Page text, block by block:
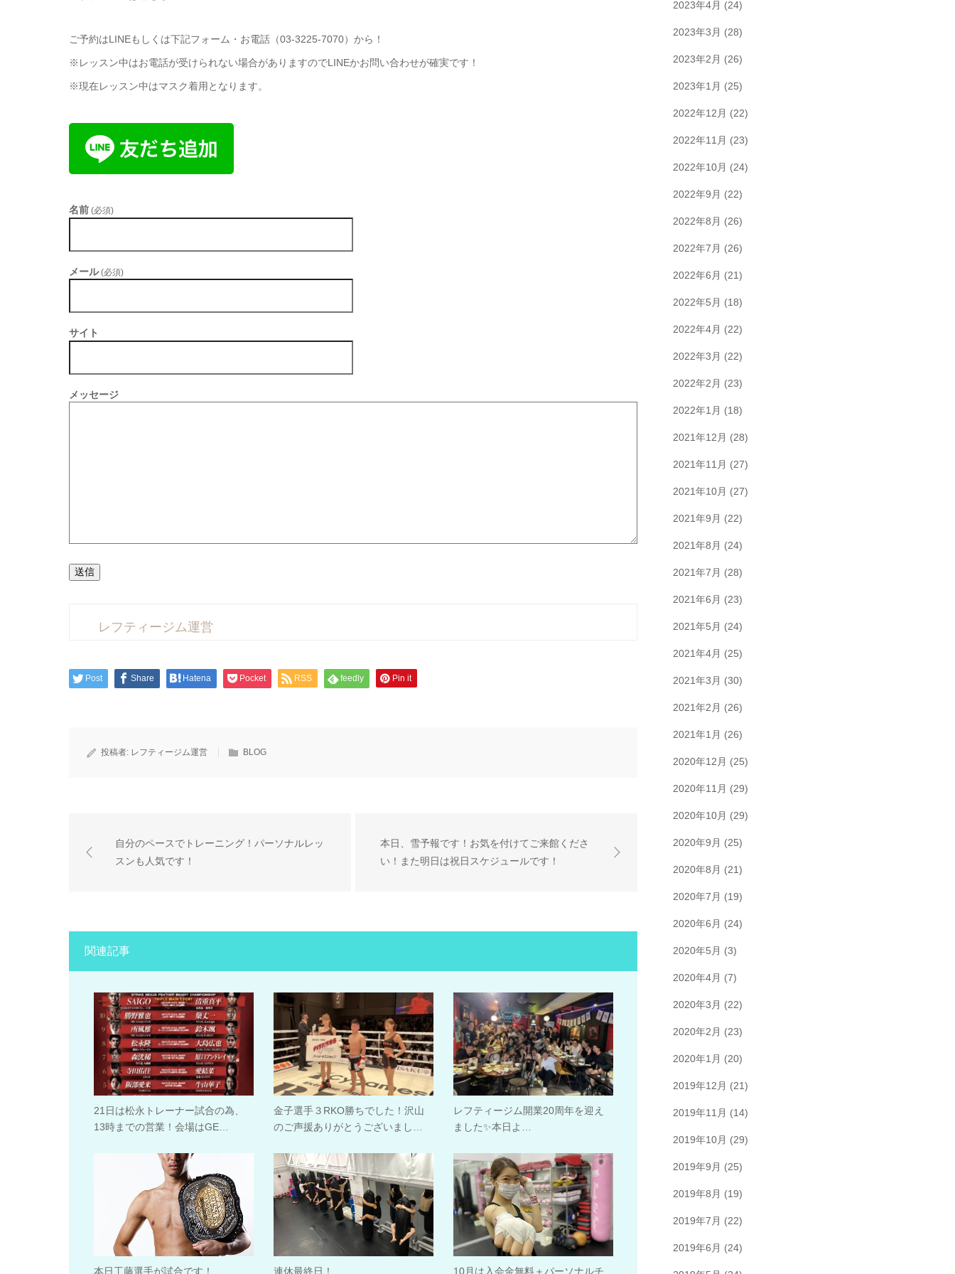
ご予約はLINEもしくは下記フォーム・お電話（03-3225-7070）から！
※レッスン中はお電話が受けられない場合がありますのでLINEかお問い合わせが確実です！
※現在レッスン中はマスク着用となります。
名前 (必須)
メール (必須)
サイト
メッセージ
送信
レフティージム運営
Post Share Hatena Pocket RSS feedly Pin it
投稿者: レフティージム運営 BLOG
自分のペースでトレーニング！パーソナルレッ
スンも人気です！
本日、雪予報です！お気を付けてご来館くださ
い！また明日は祝日スケジュールです！
関連記事
21日は松永トレーナー試合の為、
13時までの営業！会場はGE…
金子選手３RKO勝ちでした！沢山
のご声援ありがとうございまし…
レフティージム開業20周年を迎え
ました✨本日よ…
本日工藤選手が試合です！ 連休最終日！ 10月は入会金無料＋パーソナルチ
2023年4月 (24)
2023年3月 (28)
2023年2月 (26)
2023年1月 (25)
2022年12月 (22)
2022年11月 (23)
2022年10月 (24)
2022年9月 (22)
2022年8月 (26)
2022年7月 (26)
2022年6月 (21)
2022年5月 (18)
2022年4月 (22)
2022年3月 (22)
2022年2月 (23)
2022年1月 (18)
2021年12月 (28)
2021年11月 (27)
2021年10月 (27)
2021年9月 (22)
2021年8月 (24)
2021年7月 (28)
2021年6月 (23)
2021年5月 (24)
2021年4月 (25)
2021年3月 (30)
2021年2月 (26)
2021年1月 (26)
2020年12月 (25)
2020年11月 (29)
2020年10月 (29)
2020年9月 (25)
2020年8月 (21)
2020年7月 (19)
2020年6月 (24)
2020年5月 (3)
2020年4月 (7)
2020年3月 (22)
2020年2月 (23)
2020年1月 (20)
2019年12月 (21)
2019年11月 (14)
2019年10月 (29)
2019年9月 (25)
2019年8月 (19)
2019年7月 (22)
2019年6月 (24)